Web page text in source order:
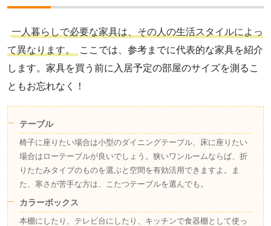
一人暮らしで必要な家具は、その人の生活スタイルによっ
て異なります。
ここでは、参考までに代表的な家具を紹介
します。家具を買う前に入居予定の部屋のサイズを測るこ
ともお忘れなく！
テーブル
椅子に座りたい場合は小型のダイニングテーブル、床に座りたい
場合はローテーブルが良いでしょう。狭いワンルームならば、折
りたたみタイプのものを選ぶと空間を有効活用できますよ。ま
た、寒さが苦手な方は、こたつテーブルを選んでも。
カラーボックス
本棚にしたり、テレビ台にしたり、キッチンで食器棚として使っ